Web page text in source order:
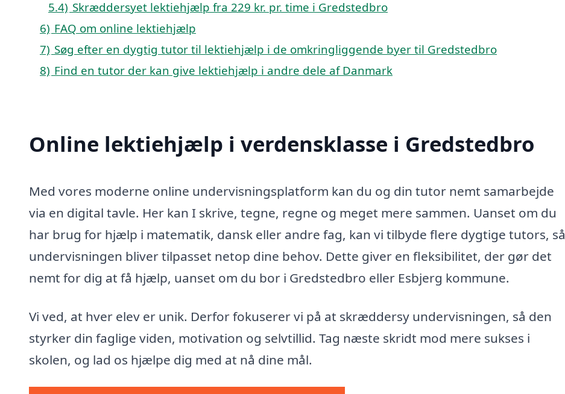
5.4) Skræddersyet lektiehjælp fra 229 kr. pr. time i Gredstedbro
6) FAQ om online lektiehjælp
7) Søg efter en dygtig tutor til lektiehjælp i de omkringliggende byer til Gredstedbro
8) Find en tutor der kan give lektiehjælp i andre dele af Danmark
Online lektiehjælp i verdensklasse i Gredstedbro
Med vores moderne online undervisningsplatform kan du og din tutor nemt samarbejde
via en digital tavle. Her kan I skrive, tegne, regne og meget mere sammen. Uanset om du
har brug for hjælp i matematik, dansk eller andre fag, kan vi tilbyde flere dygtige tutors, så
undervisningen bliver tilpasset netop dine behov. Dette giver en fleksibilitet, der gør det
nemt for dig at få hjælp, uanset om du bor i Gredstedbro eller Esbjerg kommune.
Vi ved, at hver elev er unik. Derfor fokuserer vi på at skræddersy undervisningen, så den
styrker din faglige viden, motivation og selvtillid. Tag næste skridt mod mere sukses i
skolen, og lad os hjælpe dig med at nå dine mål.